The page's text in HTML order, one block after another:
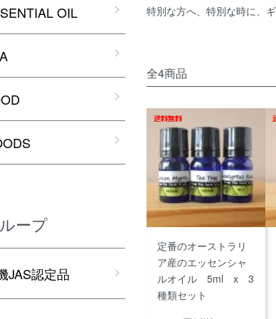
特別な方へ、特別な時に、
全4商品
定番のオーストラリ
ア産のエッセンシャ
ルオイル 5ml x 3
種類セット
OIL
ープ
JAS認定品